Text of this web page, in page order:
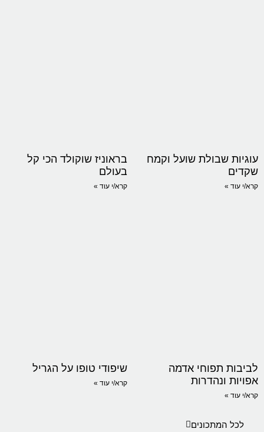
עוגיות שבולת שועל וקמח
שקדים
קרא/י עוד »
בראוניז שוקולד הכי קל
בעולם
קרא/י עוד »
לביבות תפוחי אדמה
אפויות ונהדרות
קרא/י עוד »
שיפודי טופו על הגריל
קרא/י עוד »
לכל המתכונים